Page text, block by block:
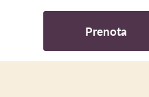
Prenota